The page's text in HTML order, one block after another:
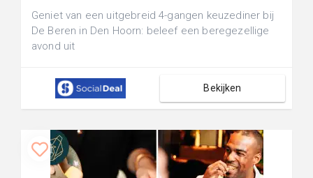
Geniet van een uitgebreid 4-gangen keuzediner bij
De Beren in Den Hoorn: beleef een beregezellige
avond uit
Bekijken